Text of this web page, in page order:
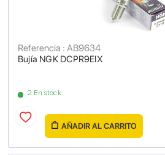
Bujía NGK DCPR9EIX
Referencia : AB9634
2 En stock
AÑADIR AL CARRITO